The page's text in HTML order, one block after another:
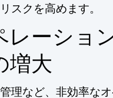
スクを高めます。
ーショ
増大
理など、非効率な